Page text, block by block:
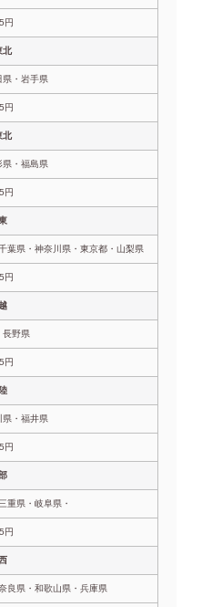
円
北
県・岩手県
円
北
県・福島県
円
葉県・神奈川県・東京都・山梨県
円
長野県
円
県・福井県
円
重県・岐阜県・
円
良県・和歌山県・兵庫県